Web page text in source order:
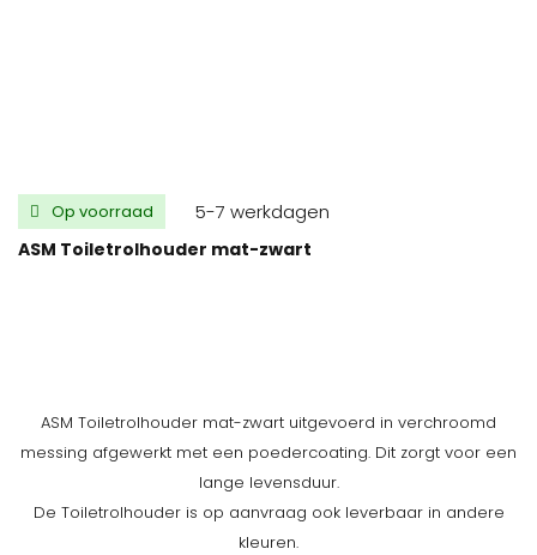
Op voorraad 5-7 werkdagen
ASM Toiletrolhouder mat-zwart
ASM Toiletrolhouder mat-zwart uitgevoerd in verchroomd
messing afgewerkt met een poedercoating. Dit zorgt voor een
lange levensduur.
De Toiletrolhouder is op aanvraag ook leverbaar in andere
kleuren.